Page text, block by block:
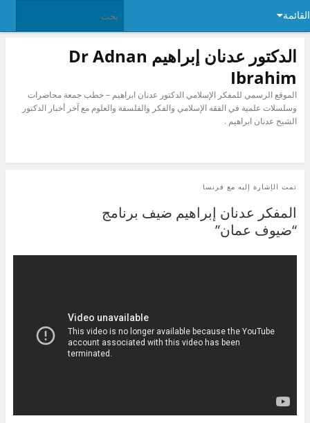
القائمة
الدكتور عدنان إبراهيم Dr Adnan
Ibrahim
الموقع الرسمي للمفكر الإسلامي الدكتور عدنان ابراهيم – خطب جمعة محاضرات
وسلسلات علمية في الفقه الإسلامي والفكر والفلسفة والعلوم مع آخر أخبار الدكتور
الشيخ عدنان ابراهيم .
تمت الإشارة إليه مع فرنسا
المفكر عدنان إبراهيم ضيف برنامج
“ضيوف عمان”